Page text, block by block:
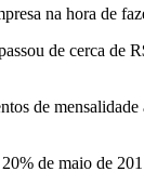
na hora de
de cerca
de
de maio de